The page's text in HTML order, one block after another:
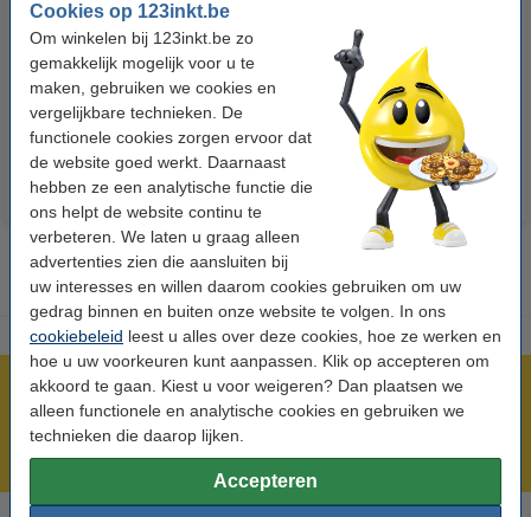
Cookies op 123inkt.be
Om winkelen bij 123inkt.be zo
gemakkelijk mogelijk voor u te
maken, gebruiken we cookies en
vergelijkbare technieken. De
functionele cookies zorgen ervoor dat
de website goed werkt. Daarnaast
hebben ze een analytische functie die
ons helpt de website continu te
verbeteren. We laten u graag alleen
advertenties zien die aansluiten bij
uw interesses en willen daarom cookies gebruiken om uw
gedrag binnen en buiten onze website te volgen. In ons
cookiebeleid leest u alles over deze cookies, hoe ze werken en
hoe u uw voorkeuren kunt aanpassen. Klik op accepteren om
akkoord te gaan. Kiest u voor weigeren? Dan plaatsen we
alleen functionele en analytische cookies en gebruiken we
technieken die daarop lijken.
Accepteren
123accu Xtreme Power MN1500
Penlite AA batterij 24 stuks
€ 14,95 Incl. 21% btw
123inkt kopieerpapier 1 pak van
500 vellen A4 - 80 g/m²
€ 7,25 Incl. 21% btw
Meer dan 5 miljoen klanten!
Voor 22.00 uur besteld, morgen in huis!
Laagsteprijsgarantie!